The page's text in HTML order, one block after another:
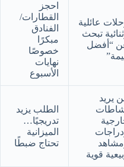
عائلية
تبحث
“أفضل
احجز
القطارات/
الفنادق
مبكرًا
خصوصًا
نهايات
الأسبوع
يريد
قوية
الطلب يزيد
تدريجيًا…
الميزانية
تحتاج ضبطًا